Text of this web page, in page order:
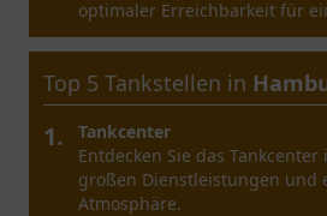
optimaler Erreichbarkeit für
Stopp.
Top 5 Tankstellen in
1.
Tankcenter
Entdecken Sie das
großen Dienstleistungen und
Atmosphäre.